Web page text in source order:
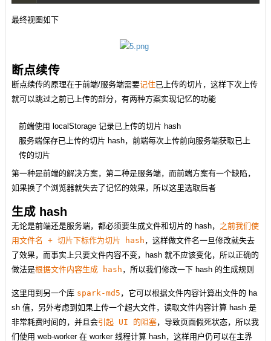
最终视图如下
断点续传
断点续传的原理在于前端/服务端需要记住已上传的切片，这样下次上传
就可以跳过之前已上传的部分，有两种方案实现记忆的功能
前端使用 localStorage 记录已上传的切片 hash
服务端保存已上传的切片 hash，前端每次上传前向服务端获取已上
传的切片
第一种是前端的解决方案，第二种是服务端，而前端方案有一个缺陷，
如果换了个浏览器就失去了记忆的效果，所以这里选取后者
生成 hash
无论是前端还是服务端，都必须要生成文件和切片的 hash， 之前我们使
用文件名 + 切片下标作为切片 hash ，这样做文件名一旦修改就失去
了效果，而事实上只要文件内容不变，hash 就不应该变化，所以正确的
做法是根据文件内容生成 hash ，所以我们修改一下 hash 的生成规则
这里用到另一个库 spark-md5 ，它可以根据文件内容计算出文件的 ha
sh 值，另外考虑到如果上传一个超大文件，读取文件内容计算 hash 是
非常耗费时间的，并且会引起 UI 的阻塞，导致页面假死状态，所以我
们使用 web-worker 在 worker 线程计算 hash，这样用户仍可以在主界